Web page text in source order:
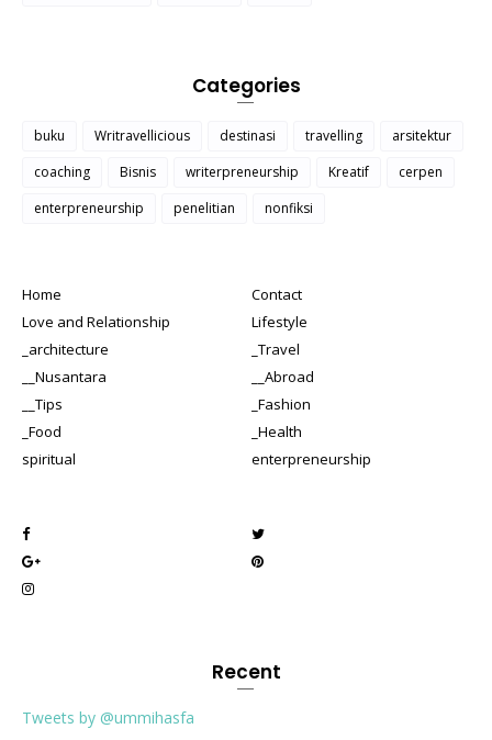
Categories
buku Writravellicious destinasi travelling
arsitektur
coaching
Bisnis writerpreneurship Kreatif
cerpen
enterpreneurship
penelitian nonfiksi
Home
Contact
Love and Relationship
Lifestyle
_architecture
_Travel
__Nusantara
__Abroad
__Tips
_Fashion
_Food
_Health
spiritual
enterpreneurship
Recent
Tweets by @ummihasfa